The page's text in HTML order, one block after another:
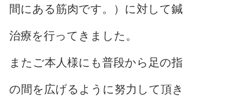
間にある筋肉です。）に対して鍼
治療を行ってきました。
またご本人様にも普段から足の指
の間を広げるように努力して頂き